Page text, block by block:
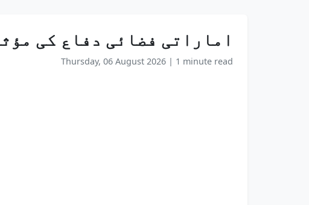
اماراتی فضائی دفاع کی
Thursday, 06 August 2026 | 1 minute read